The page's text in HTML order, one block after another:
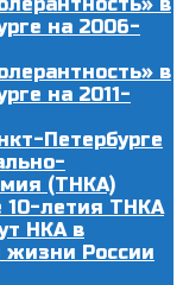
на 2006-
в
на 2011-
Петербурге
(ТНКА)
10-летия ТНКА
НКА в
жизни России